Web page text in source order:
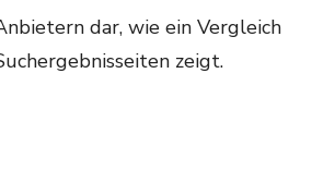
dar, wie ein Vergleich
zeigt.